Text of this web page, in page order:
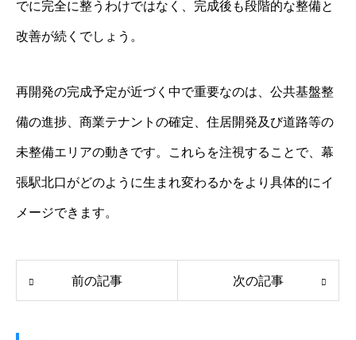
でに完全に整うわけではなく、完成後も段階的な整備と
改善が続くでしょう。
再開発の完成予定が近づく中で重要なのは、公共基盤整
備の進捗、商業テナントの確定、住居開発及び道路等の
未整備エリアの動きです。これらを注視することで、幕
張駅北口がどのように生まれ変わるかをより具体的にイ
メージできます。
前の記事 次の記事